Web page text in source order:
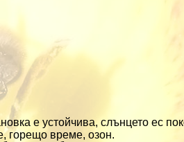
е устойчива, слънцето ес
горещо време, озон.